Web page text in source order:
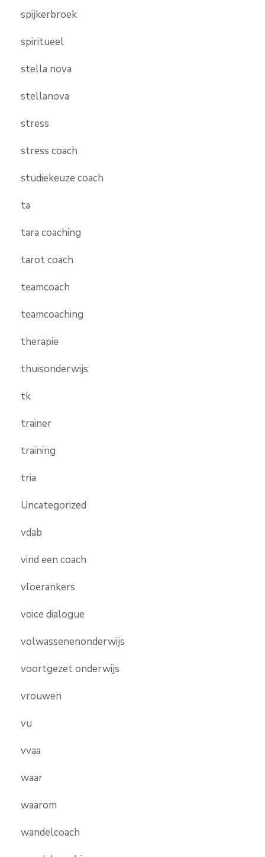
spijkerbroek
spiritueel
stella nova
stellanova
stress
stress coach
studiekeuze coach
ta
tara coaching
tarot coach
teamcoach
teamcoaching
therapie
thuisonderwijs
tk
trainer
training
tria
Uncategorized
vdab
vind een coach
vloerankers
voice dialogue
volwassenenonderwijs
voortgezet onderwijs
vrouwen
vu
vvaa
waar
waarom
wandelcoach